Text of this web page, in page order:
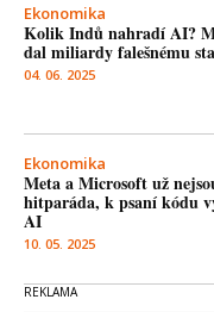
Ekonomika
Kolik Indů nahradí AI?
dal miliardy falešnému
04. 06. 2025
Ekonomika
Meta a Microsoft už
hitparáda, k psaní kódu
AI
10. 05. 2025